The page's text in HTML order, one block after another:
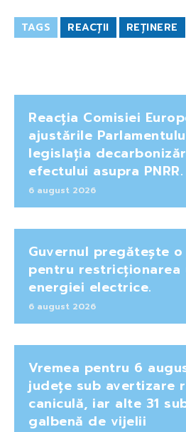
TAGS REACȚII REȚINERE
Reacția Comisiei
ajustările
legislația
efectului asupra PNRR.
6 august 2026
Guvernul pregătește
pentru restricționarea
energiei electrice.
6 august 2026
Vremea pentru 6
județe sub avertizare
caniculă, iar alte 31
galbenă de vijelii